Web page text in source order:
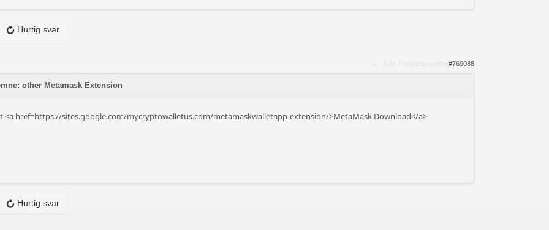
Hurtig svar
#769088
other Metamask Extension
<a href=https://sites.google.com/mycryptowalletus.com/metamaskwalletapp-extension/>MetaMask Download</a>
Hurtig svar